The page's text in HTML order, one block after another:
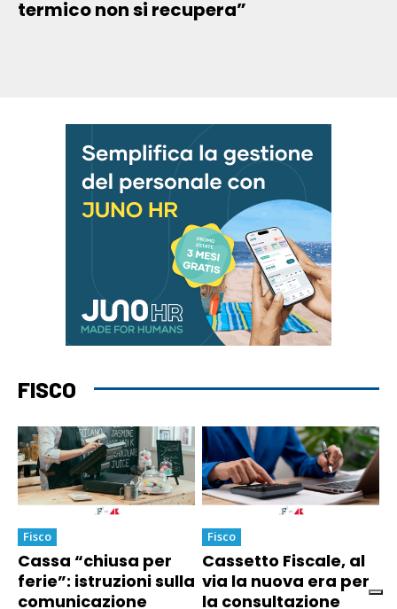
termico non si recupera”
FISCO
Fisco
Cassa “chiusa per
ferie”: istruzioni sulla
comunicazione
Fisco
Cassetto Fiscale, al
via la nuova era per
la consultazione